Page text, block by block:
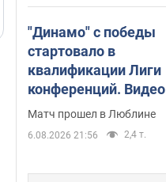
"Динамо" с победы
стартовало в
квалификации Лиги
конференций. Видео
Матч прошел в Люблине
6.08.2026 21:56 2,4 т.